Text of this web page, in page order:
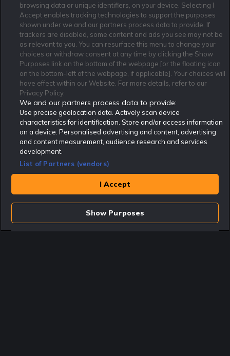
Rekatochklart.com är Sveriges ledande betting-community. 2017 nominerades
Rekatochklart som en av världens bästa spelinformations-sajter på spelbranschens egen
Oscarsgala EGR Awards.
Rekatochklart är oberoende och ej knutet till något specifikt spelbolag. Här hittar du
speltips, unika insättningsbonusar och erbjudanden från de största och mest seriösa
spelbolagen. En spelbok, spelskola, information om skador och avstängningar samt vårt
populära klotterplank.
Har du några frågor är du välkommen att
kontakta oss
Spela ansvarsfullt. Åldersgränsen för spel är 18+ Har ditt spelande blivit ett
problem? Kontakta stödlinjen på 020-81 91 00. Odds kan ändras. Alla odds var
korrekta vid den tidpunkt de publicerades. Spel utan konto innebär att man
Affiliate Modell
Om Rekatochklart
Kontakta oss
Redaktionen
Ansvarsfullt Spelande
F.A.Q
Nyhetsarkiv
Redaktionell policy
Cookie Policy
Användarvilkor
Integritetspolicy
Rekatochklart shop
browsing data or unique identifiers, on your device. Selecting I
Accept enables tracking technologies to support the purposes
shown under we and our partners process data to provide. If
trackers are disabled, some content and ads you see may not be
as relevant to you. You can resurface this menu to change your
choices or withdraw consent at any time by clicking the Show
Purposes link on the bottom of the webpage [or the floating icon
on the bottom-left of the webpage, if applicable]. Your choices will
have effect within our Website. For more details, refer to our
Privacy Policy.
We and our partners process data to provide:
Use precise geolocation data. Actively scan device
characteristics for identification. Store and/or access information
on a device. Personalised advertising and content, advertising
and content measurement, audience research and services
development.
List of Partners (vendors)
I Accept
Show Purposes